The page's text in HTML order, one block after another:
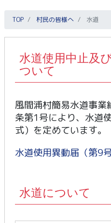
TOP 村民の皆様へ 水道
水道使用中止及
ついて
風間浦村簡易水道事業
条第1号により、水道
式）を定めています。
水道使用異動届（第9
水道について